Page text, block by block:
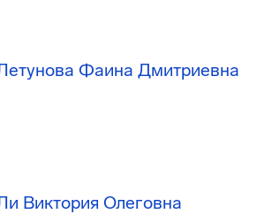
Фаина Дмитриевна
Виктория Олеговна